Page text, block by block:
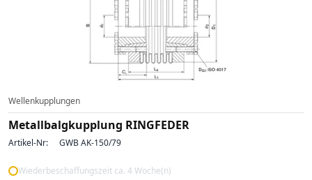
Wellenkupplungen
Metallbalgkupplung RINGFEDER
Artikel-Nr: GWB AK-150/79
Wiederbeschaffungszeit ca. 4 Woche(n)